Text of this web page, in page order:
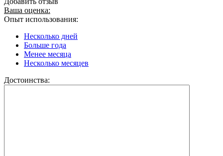
Ваша оценка:
Опыт использования:
Несколько дней
Больше года
Менее месяца
Несколько месяцев
Достоинства: